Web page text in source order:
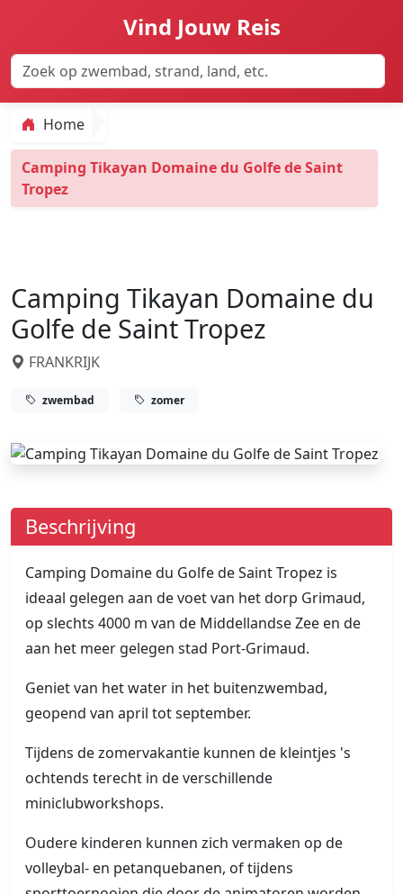
Vind Jouw Reis
Home
Camping Tikayan Domaine du Golfe de Saint
Tropez
Camping Tikayan Domaine du
Golfe de Saint Tropez
FRANKRIJK
zwembad zomer
Beschrijving
Camping Domaine du Golfe de Saint Tropez is
ideaal gelegen aan de voet van het dorp Grimaud,
op slechts 4000 m van de Middellandse Zee en de
aan het meer gelegen stad Port-Grimaud.
Geniet van het water in het buitenzwembad,
geopend van april tot september.
Tijdens de zomervakantie kunnen de kleintjes 's
ochtends terecht in de verschillende
miniclubworkshops.
Oudere kinderen kunnen zich vermaken op de
volleybal- en petanquebanen, of tijdens